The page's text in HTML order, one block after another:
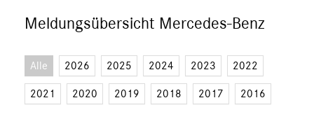
Vans
Mercedes-Benz
Meldungsübersicht Mercedes-Benz
Alle 2026 2025 2024 2023 2022
2021 2020 2019 2018 2017 2016